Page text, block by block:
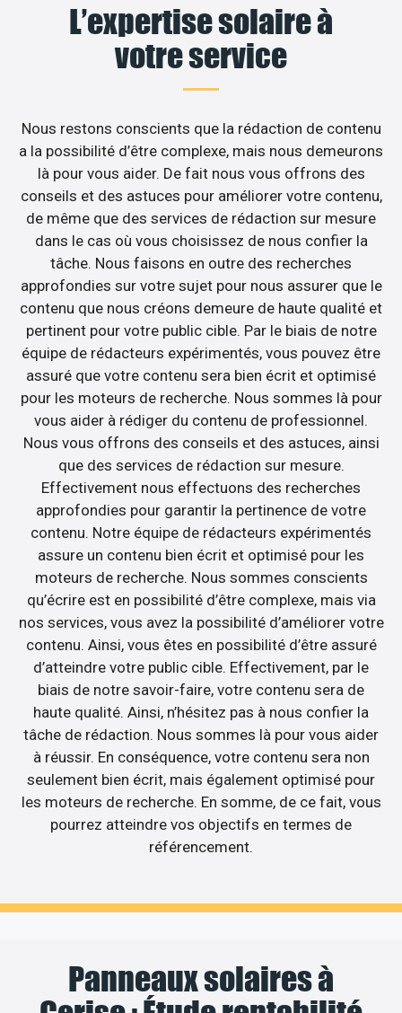
L’expertise solaire à
votre service
Nous restons conscients que la rédaction de contenu
a la possibilité d’être complexe, mais nous demeurons
là pour vous aider. De fait nous vous offrons des
conseils et des astuces pour améliorer votre contenu,
de même que des services de rédaction sur mesure
dans le cas où vous choisissez de nous confier la
tâche. Nous faisons en outre des recherches
approfondies sur votre sujet pour nous assurer que le
contenu que nous créons demeure de haute qualité et
pertinent pour votre public cible. Par le biais de notre
équipe de rédacteurs expérimentés, vous pouvez être
assuré que votre contenu sera bien écrit et optimisé
pour les moteurs de recherche. Nous sommes là pour
vous aider à rédiger du contenu de professionnel.
Nous vous offrons des conseils et des astuces, ainsi
que des services de rédaction sur mesure.
Effectivement nous effectuons des recherches
approfondies pour garantir la pertinence de votre
contenu. Notre équipe de rédacteurs expérimentés
assure un contenu bien écrit et optimisé pour les
moteurs de recherche. Nous sommes conscients
qu’écrire est en possibilité d’être complexe, mais via
nos services, vous avez la possibilité d’améliorer votre
contenu. Ainsi, vous êtes en possibilité d’être assuré
d’atteindre votre public cible. Effectivement, par le
biais de notre savoir-faire, votre contenu sera de
haute qualité. Ainsi, n’hésitez pas à nous confier la
tâche de rédaction. Nous sommes là pour vous aider
à réussir. En conséquence, votre contenu sera non
seulement bien écrit, mais également optimisé pour
les moteurs de recherche. En somme, de ce fait, vous
pourrez atteindre vos objectifs en termes de
référencement.
Panneaux solaires à